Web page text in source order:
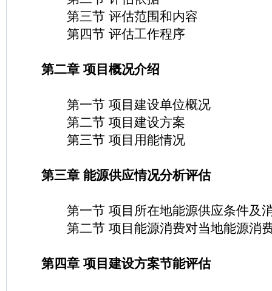
第三节 评估范围和内容
第四节 评估工作程序
第二章 项目概况介绍
第一节 项目建设单位概况
第二节 项目建设方案
第三节 项目用能情况
第三章 能源供应情况分析评估
第一节 项目所在地能源供应条件及消
第二节 项目能源消费对当地能源消费
第四章 项目建设方案节能评估